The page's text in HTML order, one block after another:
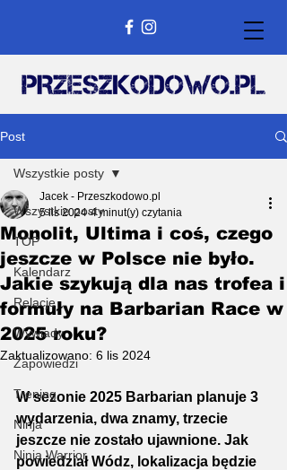
Post
Wszystkie posty
TOP
Kalendarz
Relacje
Wywiady
Zapowiedzi
Trening
Ninja
Ninja Warrior
Wszystkie posty
Monolit, Ultima i coś, czego
jeszcze w Polsce nie było.
Jakie szykują dla nas trofea i
formuły na Barbarian Race w
2025 roku?
Jacek - Przeszkodowo.pl
5 lis 2024 4 minut(y) czytania
Zaktualizowano: 6 lis 2024
W sezonie 2025 Barbarian planuje 3
wydarzenia, dwa znamy, trzecie
jeszcze nie zostało ujawnione. Jak
powiedział Wódz, lokalizacja będzie